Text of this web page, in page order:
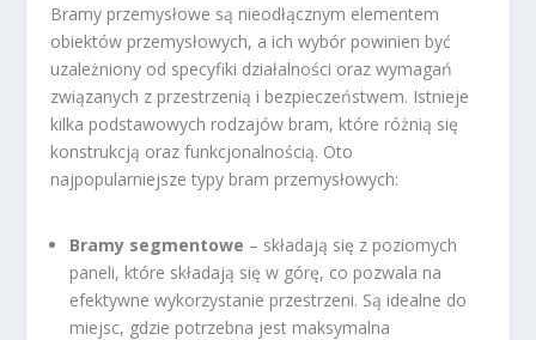
Bramy przemysłowe są nieodłącznym elementem
obiektów przemysłowych, a ich wybór powinien być
uzależniony od specyfiki działalności oraz wymagań
związanych z przestrzenią i bezpieczeństwem. Istnieje
kilka podstawowych rodzajów bram, które różnią się
konstrukcją oraz funkcjonalnością. Oto
najpopularniejsze typy bram przemysłowych:
Bramy segmentowe – składają się z poziomych
paneli, które składają się w górę, co pozwala na
efektywne wykorzystanie przestrzeni. Są idealne do
miejsc, gdzie potrzebna jest maksymalna